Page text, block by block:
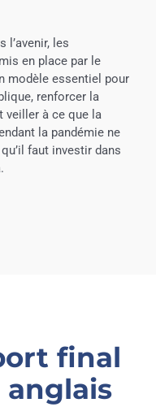
l’avenir, les
en place par le
modèle essentiel pour
renforcer la
veiller à ce que la
la pandémie ne
faut investir dans
final